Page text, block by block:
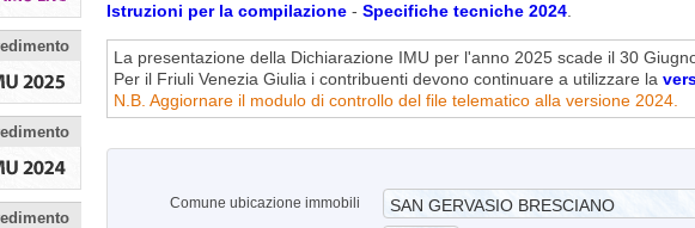
Istruzioni per la compilazione - Specifiche tecniche 2024
La presentazione della Dichiarazione IMU per l'anno 2025 scade il 30
Per il Friuli Venezia Giulia i contribuenti devono continuare a utilizzare la
N.B. Aggiornare il modulo di controllo del file telematico alla versione 2024.
Comune ubicazione immobili